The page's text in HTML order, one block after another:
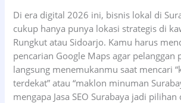
Di era digital 2026 ini, bisnis lokal di
cukup hanya punya lokasi strategis di
Rungkut atau Sidoarjo. Kamu harus
pencarian Google Maps agar pelanggan
langsung menemukanmu saat mencari
terdekat” atau “maklon minuman
mengapa Jasa SEO Surabaya jadi pilihan